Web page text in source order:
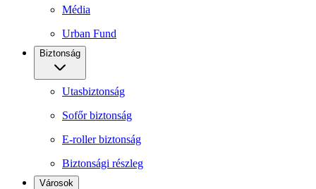
Média
Urban Fund
Biztonság
Utasbiztonság
Sofőr biztonság
E-roller biztonság
Biztonsági részleg
Városok